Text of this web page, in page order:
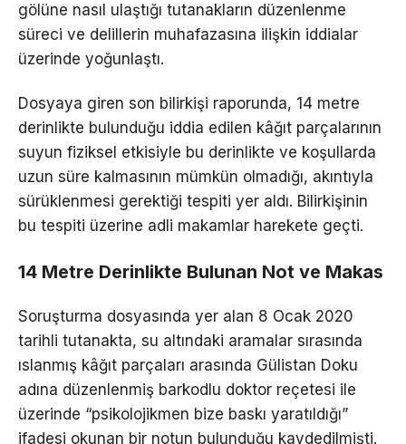
gölüne nasıl ulaştığı tutanakların düzenlenme
süreci ve delillerin muhafazasına ilişkin iddialar
üzerinde yoğunlaştı.
Dosyaya giren son bilirkişi raporunda, 14 metre
derinlikte bulunduğu iddia edilen kâğıt parçalarının
suyun fiziksel etkisiyle bu derinlikte ve koşullarda
uzun süre kalmasının mümkün olmadığı, akıntıyla
sürüklenmesi gerektiği tespiti yer aldı. Bilirkişinin
bu tespiti üzerine adli makamlar harekete geçti.
14 Metre Derinlikte Bulunan Not ve Makas
Soruşturma dosyasında yer alan 8 Ocak 2020
tarihli tutanakta, su altındaki aramalar sırasında
ıslanmış kâğıt parçaları arasında Gülistan Doku
adına düzenlenmiş barkodlu doktor reçetesi ile
üzerinde “psikolojikmen bize baskı yaratıldığı”
ifadesi okunan bir notun bulunduğu kaydedilmişti.